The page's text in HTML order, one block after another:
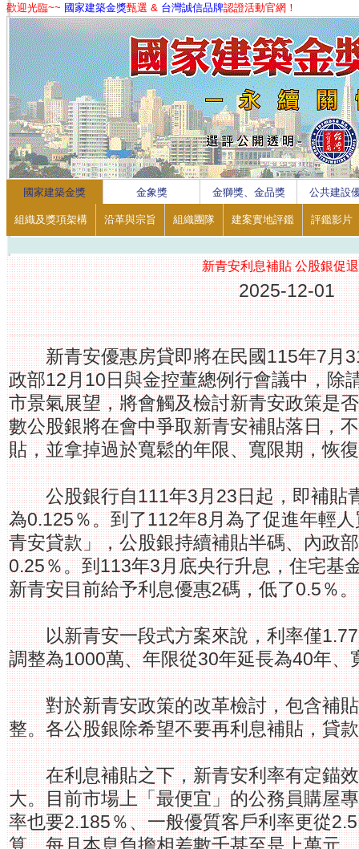
歡迎光臨~~ 國家建築金獎甄選 & 台灣誠信品牌認證活動官網！
1
2
3
4
國家建築金獎 金象獎 金獅獎、金品獎 公共建設
組織及獎項架構 沿革與宗旨 組織團隊 建案實地評鑑 評鑑影片
新青安利息補貼 公股銀促
2025-12-01
新青安優惠房貸即將在民國115年7月
政部12月10日與金控董總例行會議中，除
市景氣展望，將會觸及檢討新青安政策是
數公股銀將在會中爭取新青安補貼落日，
貼，並拿掉過於寬鬆的年限、寬限期，恢
公股銀行自111年3月23日起，即補貼
為0.125％。到了112年8月為了促進年輕
青安貸款」，公股銀持續補貼半碼、內政
0.25％。到113年3月底央行升息，住宅基
新青安目前給予利息優惠2碼，低了0.5％。
以新青安一段式方案來說，利率僅
調整為1000萬、年限從30年延長為40年、
對於新青安政策的改革檢討，包含補貼
整。各公股銀除希望不要再利息補貼，貸
在利息補貼之下，新青安利率有定錨效
大。目前市場上「最便宜」的公務員購屋
率也要2.185％、一般優質客戶利率更從